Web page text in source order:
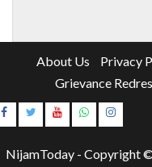
About Us Privacy
Grievance
NijamToday - Copyright